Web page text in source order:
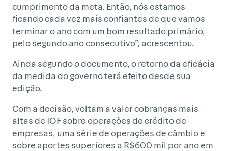
cumprimento da meta. Então, nós estamos
ficando cada vez mais confiantes de que vamos
terminar o ano com um bom resultado primário,
pelo segundo ano consecutivo”, acrescentou.
Ainda segundo o documento, o retorno da eficácia
da medida do governo terá efeito desde sua
edição.
Com a decisão, voltam a valer cobranças mais
altas de IOF sobre operações de crédito de
empresas, uma série de operações de câmbio e
sobre aportes superiores a R$600 mil por ano em